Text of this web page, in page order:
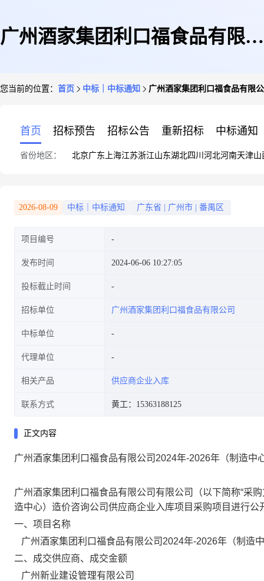
广州酒家集团利口福食品有限公
采购结果公告
您当前的位置： 首页 中标｜中标通知 广州酒家集团利口福食品有限
首页 招标预告 招标公告 重新招标 中标通知
省份地区： 北京广东 上海江苏浙江山东湖北四川 河北河南天津山
2026-08-09 中标｜中标通知 广东省 广州市 番禺区
项目编号
发布时间 2024-06-06 10:27:05
投标截止时间
招标单位 广州酒家集团利口福食品有限公司
中标单位
代理单位
相关产品 供应商企业入库
联系方式 黄工：15363188125
正文内容
广州酒家集团利口福食品有限公司2024年-2026年（制造
广州酒家集团利口福食品有限公司有限公司（以下简称“采
造中心）造价咨询公司供应商企业入库项目采购项目进行公
一、项目名称
广州酒家集团利口福食品有限公司2024年-2026年（制造
二、 成交供应商、成交金额
广州新业建设管理有限公司